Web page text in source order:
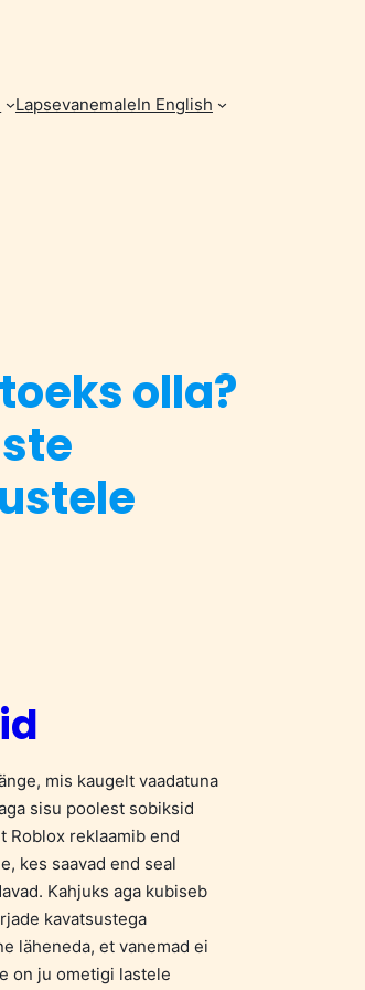
LapsevanemaleIn English
olla?
mis kaugelt vaadatuna
sisu poolest sobiksid
Roblox reklaamib end
kes saavad end seal
Kahjuks aga kubiseb
kavatsustega
läheneda, et vanemad ei
on ju ometigi lastele